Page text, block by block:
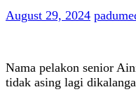
August 29, 2024
Nama pelakon senior
tidak asing lagi